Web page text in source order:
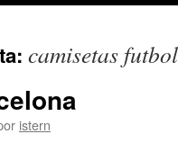
camisetas
istern